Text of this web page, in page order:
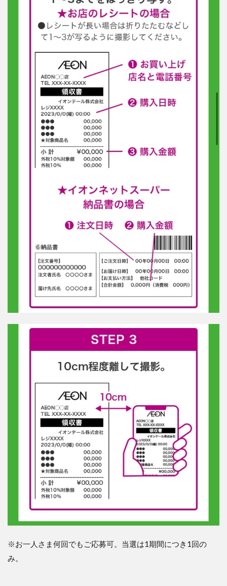
※お一人さま何回でもご応募可。当選は1期間につき 1回の
み。